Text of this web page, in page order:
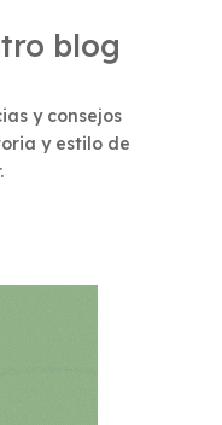
blog
y consejos
y estilo de